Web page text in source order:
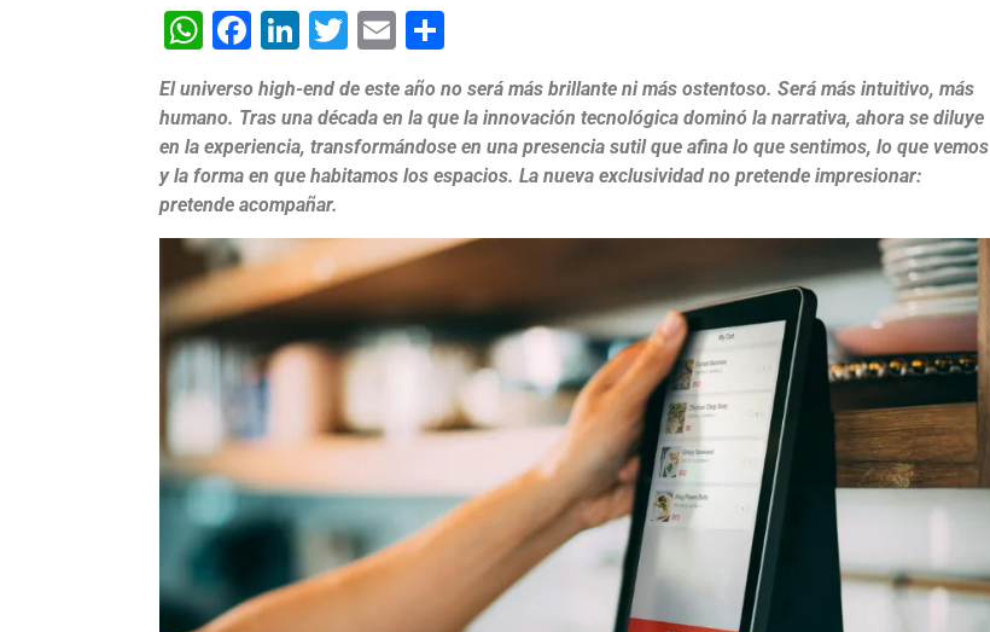
WhatsApp
Facebook
LinkedIn
TwitterEmail
El universo high-end de este año no será más brillante ni más ostentoso. Será más intuitivo, más
humano. Tras una década en la que la innovación tecnológica dominó la narrativa, ahora se diluye
en la experiencia, transformándose en una presencia sutil que afina lo que sentimos, lo que vemos
y la forma en que habitamos los espacios. La nueva exclusividad no pretende impresionar:
pretende acompañar.